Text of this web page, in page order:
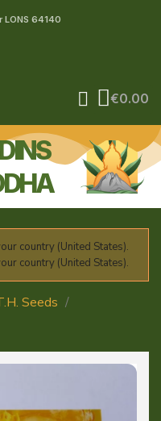
LONS 64140
€0.00
country (United States).
country (United States).
Seeds